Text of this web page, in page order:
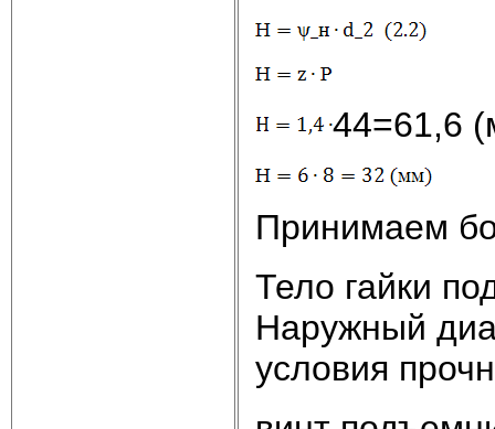
44=61,6
Принимаем
Тело гайки
Наружный
условия